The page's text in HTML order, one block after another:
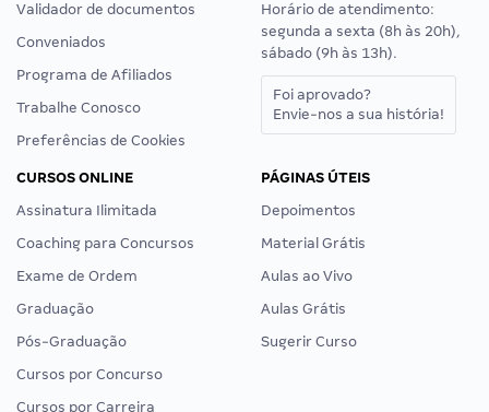
Validador de documentos
Conveniados
Programa de Afiliados
Trabalhe Conosco
Preferências de Cookies
Horário de atendimento:
segunda a sexta (8h às 20h),
sábado (9h às 13h).
Foi aprovado?
Envie-nos a sua história!
CURSOS ONLINE
Assinatura Ilimitada
Coaching para Concursos
Exame de Ordem
Graduação
Pós-Graduação
Cursos por Concurso
Cursos por Carreira
PÁGINAS ÚTEIS
Depoimentos
Material Grátis
Aulas ao Vivo
Aulas Grátis
Sugerir Curso